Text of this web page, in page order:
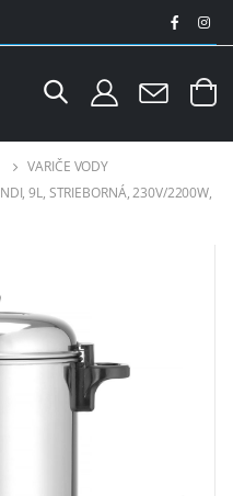
VARIČE VODY
9L, STRIEBORNÁ, 230V/2200W,